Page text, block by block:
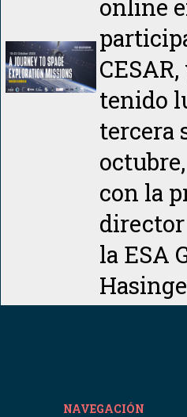
online
tenido
tercera
con la
la ESA
NAVEGACIÓN